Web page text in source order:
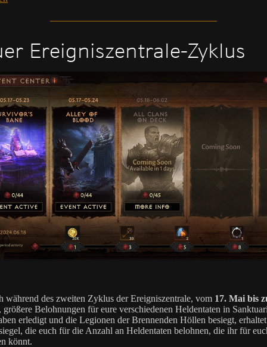
Ereigniszentrale-Zyklus
während des zweiten Zyklus der Ereigniszentrale, vom 17. Mai bis
größere Belohnungen für eure verschiedenen Heldentaten in
erledigt und die Legionen der Brennenden Höllen besiegt,
die euch für die Anzahl an Heldentaten belohnen, die ihr für
könnt.